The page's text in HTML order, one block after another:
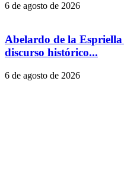
6 de agosto de 2026
Abelardo de la
discurso histórico...
6 de agosto de 2026